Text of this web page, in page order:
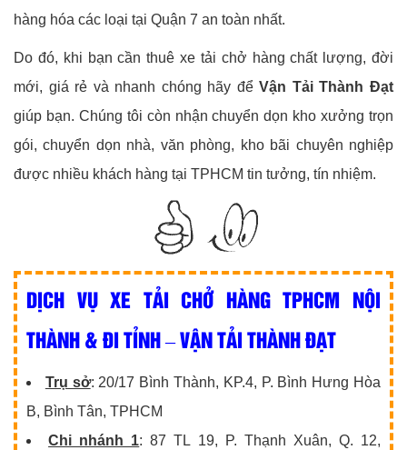
hàng hóa các loại tại Quận 7 an toàn nhất.
Do đó, khi bạn cần thuê xe tải chở hàng chất lượng, đời
mới, giá rẻ và nhanh chóng hãy đểVận Tải Thành Đạt
giúp bạn. Chúng tôi còn nhận chuyển dọn kho xưởng trọn
gói, chuyển dọn nhà, văn phòng, kho bãi chuyên nghiệp
được nhiều khách hàng tại TPHCM tin tưởng, tín nhiệm.
DỊCH VỤ XE TẢI CHỞ HÀNG TPHCM NỘI
THÀNH & ĐI TỈNH – VẬN TẢI THÀNH ĐẠT
Trụ sở: 20/17 Bình Thành, KP.4, P. Bình Hưng Hòa
B, Bình Tân, TPHCM
Chi nhánh 1: 87 TL 19, P. Thạnh Xuân, Q. 12,